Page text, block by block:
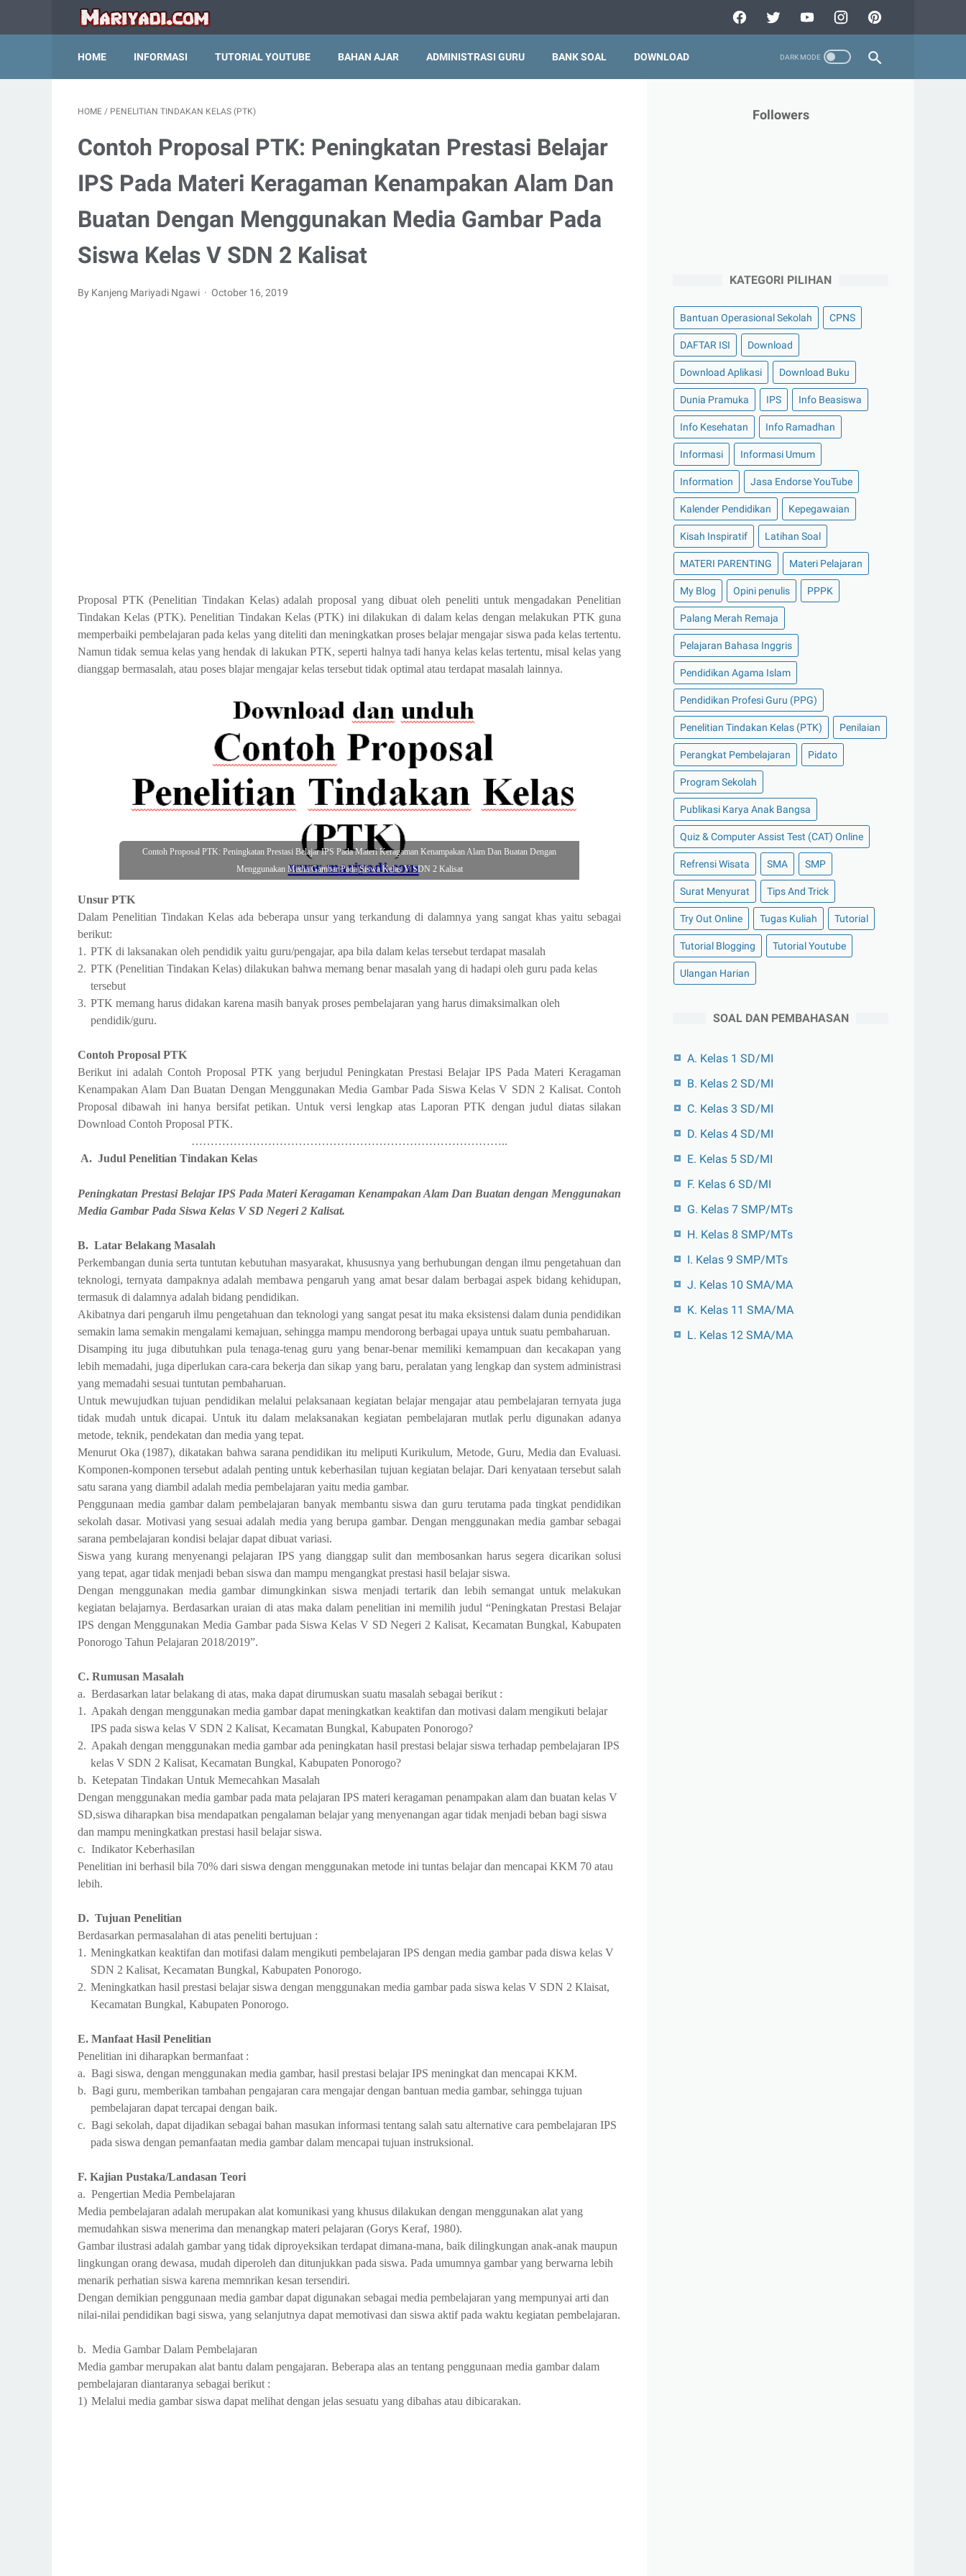
HOME INFORMASI TUTORIAL YOUTUBE BAHAN AJAR ADMINISTRASI GURU BANK SOAL DOWNLOAD
HOME / PENELITIAN TINDAKAN KELAS (PTK)
Contoh Proposal PTK: Peningkatan Prestasi Belajar
IPS Pada Materi Keragaman Kenampakan Alam Dan
Buatan Dengan Menggunakan Media Gambar Pada
Siswa Kelas V SDN 2 Kalisat
By Kanjeng Mariyadi Ngawi October 16, 2019
Proposal PTK (Penelitian Tindakan Kelas) adalah proposal yang dibuat oleh peneliti untuk mengadakan Penelitian
Tindakan Kelas (PTK). Penelitian Tindakan Kelas (PTK) ini dilakukan di dalam kelas dengan melakukan PTK guna
memperbaiki pembelajaran pada kelas yang diteliti dan meningkatkan proses belajar mengajar siswa pada kelas tertentu.
Namun tidak semua kelas yang hendak di lakukan PTK, seperti halnya tadi hanya kelas kelas tertentu, misal kelas yang
dianggap bermasalah, atau poses blajar mengajar kelas tersebut tidak optimal atau terdapat masalah lainnya.
Contoh Proposal PTK: Peningkatan Prestasi Belajar IPS Pada Materi Keragaman Kenampakan Alam Dan Buatan Dengan
Menggunakan Media Gambar Pada Siswa Kelas V SDN 2 Kalisat
Unsur PTK
Dalam Penelitian Tindakan Kelas ada beberapa unsur yang terkandung di dalamnya yang sangat khas yaitu sebagai
berikut:
1. PTK di laksanakan oleh pendidik yaitu guru/pengajar, apa bila dalam kelas tersebut terdapat masalah
2. PTK (Penelitian Tindakan Kelas) dilakukan bahwa memang benar masalah yang di hadapi oleh guru pada kelas
tersebut
3. PTK memang harus didakan karena masih banyak proses pembelajaran yang harus dimaksimalkan oleh
pendidik/guru.
Contoh Proposal PTK
Berikut ini adalah Contoh Proposal PTK yang berjudul Peningkatan Prestasi Belajar IPS Pada Materi Keragaman
Kenampakan Alam Dan Buatan Dengan Menggunakan Media Gambar Pada Siswa Kelas V SDN 2 Kalisat. Contoh
Proposal dibawah ini hanya bersifat petikan. Untuk versi lengkap atas Laporan PTK dengan judul diatas silakan
Download Contoh Proposal PTK.
………………………………………………………………………..
A. Judul Penelitian Tindakan Kelas
Peningkatan Prestasi Belajar IPS Pada Materi Keragaman Kenampakan Alam Dan Buatan dengan Menggunakan
Media Gambar Pada Siswa Kelas V SD Negeri 2 Kalisat.
B. Latar Belakang Masalah
Perkembangan dunia serta tuntutan kebutuhan masyarakat, khususnya yang berhubungan dengan ilmu pengetahuan dan
teknologi, ternyata dampaknya adalah membawa pengaruh yang amat besar dalam berbagai aspek bidang kehidupan,
termasuk di dalamnya adalah bidang pendidikan.
Akibatnya dari pengaruh ilmu pengetahuan dan teknologi yang sangat pesat itu maka eksistensi dalam dunia pendidikan
semakin lama semakin mengalami kemajuan, sehingga mampu mendorong berbagai upaya untuk suatu pembaharuan.
Disamping itu juga dibutuhkan pula tenaga-tenag guru yang benar-benar memiliki kemampuan dan kecakapan yang
lebih memadahi, juga diperlukan cara-cara bekerja dan sikap yang baru, peralatan yang lengkap dan system administrasi
yang memadahi sesuai tuntutan pembaharuan.
Untuk mewujudkan tujuan pendidikan melalui pelaksanaan kegiatan belajar mengajar atau pembelajaran ternyata juga
tidak mudah untuk dicapai. Untuk itu dalam melaksanakan kegiatan pembelajaran mutlak perlu digunakan adanya
metode, teknik, pendekatan dan media yang tepat.
Menurut Oka (1987), dikatakan bahwa sarana pendidikan itu meliputi Kurikulum, Metode, Guru, Media dan Evaluasi.
Komponen-komponen tersebut adalah penting untuk keberhasilan tujuan kegiatan belajar. Dari kenyataan tersebut salah
satu sarana yang diambil adalah media pembelajaran yaitu media gambar.
Penggunaan media gambar dalam pembelajaran banyak membantu siswa dan guru terutama pada tingkat pendidikan
sekolah dasar. Motivasi yang sesuai adalah media yang berupa gambar. Dengan menggunakan media gambar sebagai
sarana pembelajaran kondisi belajar dapat dibuat variasi.
Siswa yang kurang menyenangi pelajaran IPS yang dianggap sulit dan membosankan harus segera dicarikan solusi
yang tepat, agar tidak menjadi beban siswa dan mampu mengangkat prestasi hasil belajar siswa.
Dengan menggunakan media gambar dimungkinkan siswa menjadi tertarik dan lebih semangat untuk melakukan
kegiatan belajarnya. Berdasarkan uraian di atas maka dalam penelitian ini memilih judul “Peningkatan Prestasi Belajar
IPS dengan Menggunakan Media Gambar pada Siswa Kelas V SD Negeri 2 Kalisat, Kecamatan Bungkal, Kabupaten
Ponorogo Tahun Pelajaran 2018/2019”.
C. Rumusan Masalah
a. Berdasarkan latar belakang di atas, maka dapat dirumuskan suatu masalah sebagai berikut :
1. Apakah dengan menggunakan media gambar dapat meningkatkan keaktifan dan motivasi dalam mengikuti belajar
IPS pada siswa kelas V SDN 2 Kalisat, Kecamatan Bungkal, Kabupaten Ponorogo?
2. Apakah dengan menggunakan media gambar ada peningkatan hasil prestasi belajar siswa terhadap pembelajaran IPS
kelas V SDN 2 Kalisat, Kecamatan Bungkal, Kabupaten Ponorogo?
b. Ketepatan Tindakan Untuk Memecahkan Masalah
Dengan menggunakan media gambar pada mata pelajaran IPS materi keragaman penampakan alam dan buatan kelas V
SD,siswa diharapkan bisa mendapatkan pengalaman belajar yang menyenangan agar tidak menjadi beban bagi siswa
dan mampu meningkatkan prestasi hasil belajar siswa.
c. Indikator Keberhasilan
Penelitian ini berhasil bila 70% dari siswa dengan menggunakan metode ini tuntas belajar dan mencapai KKM 70 atau
lebih.
D. Tujuan Penelitian
Berdasarkan permasalahan di atas peneliti bertujuan :
1. Meningkatkan keaktifan dan motifasi dalam mengikuti pembelajaran IPS dengan media gambar pada diswa kelas V
SDN 2 Kalisat, Kecamatan Bungkal, Kabupaten Ponorogo.
2. Meningkatkan hasil prestasi belajar siswa dengan menggunakan media gambar pada siswa kelas V SDN 2 Klaisat,
Kecamatan Bungkal, Kabupaten Ponorogo.
E. Manfaat Hasil Penelitian
Penelitian ini diharapkan bermanfaat :
a. Bagi siswa, dengan menggunakan media gambar, hasil prestasi belajar IPS meningkat dan mencapai KKM.
b. Bagi guru, memberikan tambahan pengajaran cara mengajar dengan bantuan media gambar, sehingga tujuan
pembelajaran dapat tercapai dengan baik.
c. Bagi sekolah, dapat dijadikan sebagai bahan masukan informasi tentang salah satu alternative cara pembelajaran IPS
pada siswa dengan pemanfaatan media gambar dalam mencapai tujuan instruksional.
F. Kajian Pustaka/Landasan Teori
a. Pengertian Media Pembelajaran
Media pembelajaran adalah merupakan alat komunikasi yang khusus dilakukan dengan menggunakan alat yang
memudahkan siswa menerima dan menangkap materi pelajaran (Gorys Keraf, 1980).
Gambar ilustrasi adalah gambar yang tidak diproyeksikan terdapat dimana-mana, baik dilingkungan anak-anak maupun
lingkungan orang dewasa, mudah diperoleh dan ditunjukkan pada siswa. Pada umumnya gambar yang berwarna lebih
menarik perhatian siswa karena memnrikan kesan tersendiri.
Dengan demikian penggunaan media gambar dapat digunakan sebagai media pembelajaran yang mempunyai arti dan
nilai-nilai pendidikan bagi siswa, yang selanjutnya dapat memotivasi dan siswa aktif pada waktu kegiatan pembelajaran.
b. Media Gambar Dalam Pembelajaran
Media gambar merupakan alat bantu dalam pengajaran. Beberapa alas an tentang penggunaan media gambar dalam
pembelajaran diantaranya sebagai berikut :
1) Melalui media gambar siswa dapat melihat dengan jelas sesuatu yang dibahas atau dibicarakan.
Followers
KATEGORI PILIHAN
Bantuan Operasional Sekolah CPNS
DAFTAR ISI Download
Download Aplikasi Download Buku
Dunia Pramuka IPS Info Beasiswa
Info Kesehatan Info Ramadhan
Informasi Informasi Umum
Information Jasa Endorse YouTube
Kalender Pendidikan Kepegawaian
Kisah Inspiratif Latihan Soal
MATERI PARENTING Materi Pelajaran
My Blog Opini penulis PPPK
Palang Merah Remaja
Pelajaran Bahasa Inggris
Pendidikan Agama Islam
Pendidikan Profesi Guru (PPG)
Penelitian Tindakan Kelas (PTK) Penilaian
Perangkat Pembelajaran Pidato
Program Sekolah
Publikasi Karya Anak Bangsa
Quiz & Computer Assist Test (CAT) Online
Refrensi Wisata SMA SMP
Surat Menyurat Tips And Trick
Try Out Online Tugas Kuliah Tutorial
Tutorial Blogging Tutorial Youtube
Ulangan Harian
SOAL DAN PEMBAHASAN
A. Kelas 1 SD/MI
B. Kelas 2 SD/MI
C. Kelas 3 SD/MI
D. Kelas 4 SD/MI
E. Kelas 5 SD/MI
F. Kelas 6 SD/MI
G. Kelas 7 SMP/MTs
H. Kelas 8 SMP/MTs
I. Kelas 9 SMP/MTs
J. Kelas 10 SMA/MA
K. Kelas 11 SMA/MA
L. Kelas 12 SMA/MA